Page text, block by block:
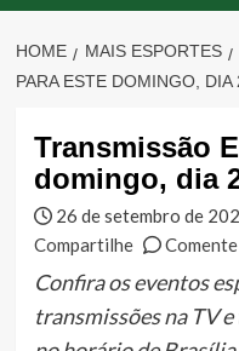
HOME MAIS ESPORTES
PARA ESTE DOMINGO,
Transmissão
domingo, dia
26 de setembro de
Compartilhe
Comente
Confira os eventos
transmissões na TV